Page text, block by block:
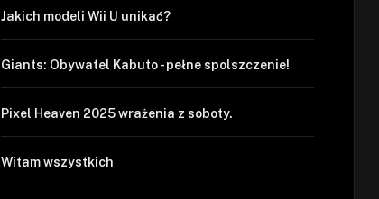
Jakich modeli Wii U unikać?
Giants: Obywatel Kabuto - pełne spolszczenie!
Pixel Heaven 2025 wrażenia z soboty.
Witam wszystkich